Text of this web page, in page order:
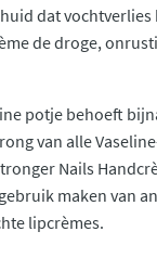
dat
de droge,
potje behoeft
van alle
Nails
maken van
lipcrèmes.